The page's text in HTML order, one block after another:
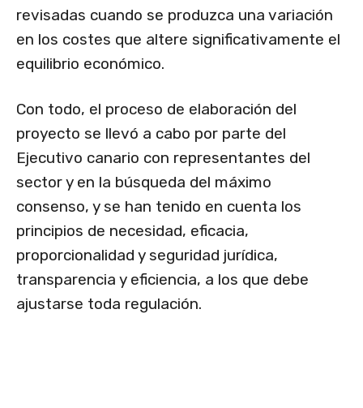
revisadas cuando se produzca una variación
en los costes que altere significativamente el
equilibrio económico.
Con todo, el proceso de elaboración del
proyecto se llevó a cabo por parte del
Ejecutivo canario con representantes del
sector y en la búsqueda del máximo
consenso, y se han tenido en cuenta los
principios de necesidad, eficacia,
proporcionalidad y seguridad jurídica,
transparencia y eficiencia, a los que debe
ajustarse toda regulación.